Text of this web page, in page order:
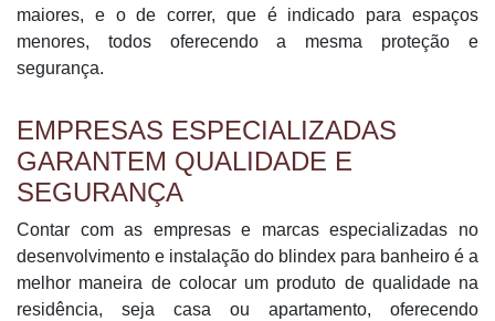
maiores, e o de correr, que é indicado para espaços
menores, todos oferecendo a mesma proteção e
segurança.
EMPRESAS ESPECIALIZADAS
GARANTEM QUALIDADE E
SEGURANÇA
Contar com as empresas e marcas especializadas no
desenvolvimento e instalação do blindex para banheiro é a
melhor maneira de colocar um produto de qualidade na
residência, seja casa ou apartamento, oferecendo